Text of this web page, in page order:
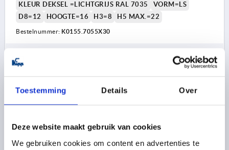
Toestemming Details Over
Deze website maakt gebruik van cookies
We gebruiken cookies om content en advertenties te
KLEUR DEKSEL =LICHTGRIJS RAL 7035
VORM=LS
D8=12
HOOGTE=16 H3=8 H5 MAX.=22
Bestelnummer: K0155.7055X30
1,32 €
excl. BTW
DETAILS